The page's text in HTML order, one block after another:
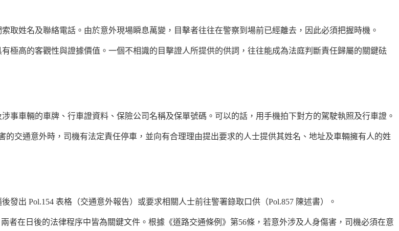
取姓名及聯絡電話。由於意外現場瞬息萬變，目擊者往往在警察到場前已經離去，因此必須把握時機。
極高的客觀性與證據價值。一個不相識的目擊證人所提供的供詞，往往能成為法庭判斷責任歸屬的關鍵砝
事車輛的車牌、行車證資料、保險公司名稱及保單號碼。可以的話，用手機拍下對方的駕駛執照及行車證。
交通意外時，司機有法定責任停車，並向有合理理由提出要求的人士提供其姓名、地址及車輛擁有人的姓
出 Pol.154 表格（交通意外報告）或要求相關人士前往警署錄取口供（Pol.857 陳述書）。
者在日後的法律程序中皆為關鍵文件。根據《道路交通條例》第56條，若意外涉及人身傷害，司機必須在意